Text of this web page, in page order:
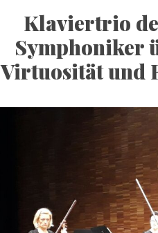
Klaviertrio
Symphoniker
Virtuosität und